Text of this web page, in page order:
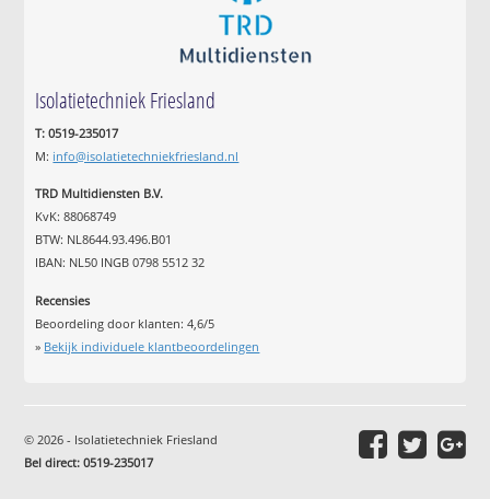
Isolatietechniek Friesland
T: 0519-235017
M: info@isolatietechniekfriesland.nl
TRD Multidiensten B.V.
KvK: 88068749
BTW: NL8644.93.496.B01
IBAN: NL50 INGB 0798 5512 32
Recensies
Beoordeling door klanten:4,6/5
» Bekijk individuele klantbeoordelingen
© 2026 - Isolatietechniek Friesland
Bel direct: 0519-235017